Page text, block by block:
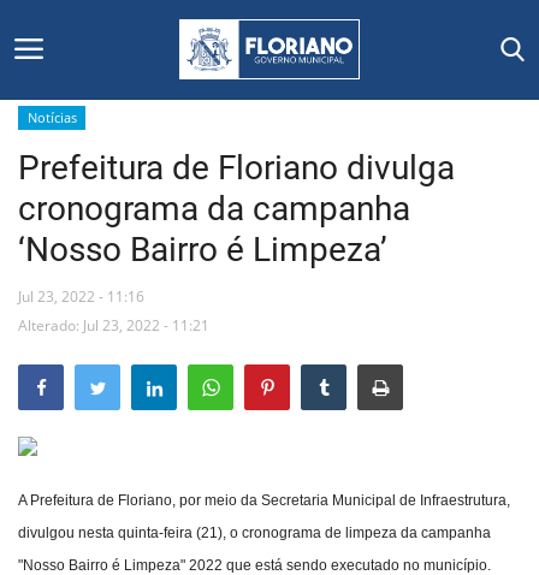
Início
Editais
Floriano
Mural de Licitações
Vídeos
Notícias
Prefeitura de Floriano divulga
cronograma da campanha
‘Nosso Bairro é Limpeza’
Jul 23, 2022 - 11:16
Alterado: Jul 23, 2022 - 11:21
A Prefeitura de Floriano, por meio da Secretaria Municipal de Infraestrutura,
divulgou nesta quinta-feira (21), o cronograma de limpeza da campanha
"Nosso Bairro é Limpeza" 2022 que está sendo executado no município.